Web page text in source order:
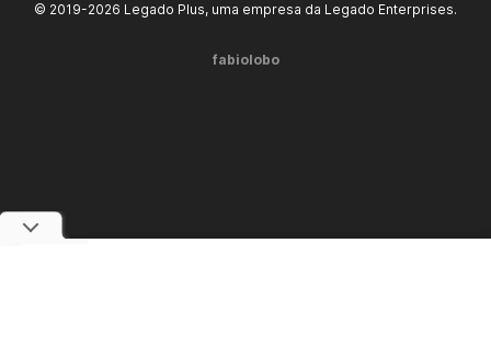
© 2019-2026 Legado Plus, uma empresa da Legado Enterprises.
fabiolobo